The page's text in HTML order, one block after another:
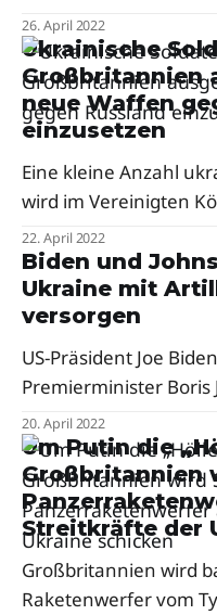
unterstützen.
26. April 2022
Ukrainische
Großbritannien
neue Waffen
einzusetzen
Eine kleine Anzahl
wird im Vereinigten
nachdem der
verstärkte Militärhilfe
gegen Russland
22. April 2022
Biden und
Ukraine mit
versorgen
US-Präsident Joe
Premierminister Boris
bekräftigt, der
Verfügung zu stellen.
20. April 2022
Um Putin die
Großbritannien
Streitkräfte der
Großbritannien wird
Raketenwerfer vom